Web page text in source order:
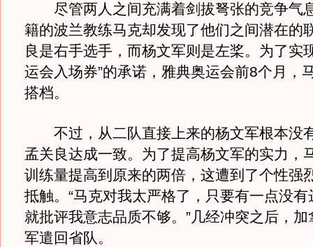
尽管两人之间充满着剑拔弩张的竞争气
籍的波兰教练马克却发现了他们之间潜在
良是右手选手，而杨文军则是左桨。为了实
运会入场券”的承诺，雅典奥运会前8个月，
搭档。
不过，从二队直接上来的杨文军根本没
孟关良达成一致。为了提高杨文军的实力，
训练量提高到原来的两倍，这遭到了个性强
抵触。“马克对我太严格了，只要有一点没
就批评我意志品质不够。”几经冲突之后，
军遣回省队。